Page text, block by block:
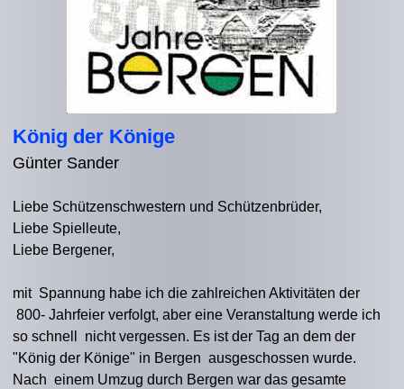
König der Könige
Günter Sander
Liebe Schützenschwestern und Schützenbrüder,
Liebe Spielleute,
Liebe Bergener,
mit Spannung habe ich die zahlreichen Aktivitäten der
800- Jahrfeier verfolgt, aber eine Veranstaltung werde ich
so schnell nicht vergessen. Es ist der Tag an dem der
"König der Könige" in Bergen ausgeschossen wurde.
Nach einem Umzug durch Bergen war das gesamte